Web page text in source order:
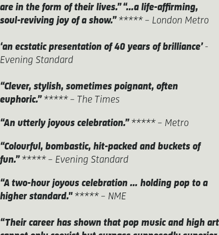
are in the form of their lives.” “…a life-affirming,
soul-reviving joy of a show.”***** - London Metro
‘an ecstatic presentation of 40 years of brilliance’ -
Evening Standard
“Clever, stylish, sometimes poignant, often
euphoric.”***** - The Times
“An utterly joyous celebration.”***** - Metro
“Colourful, bombastic, hit-packed and buckets of
fun.”***** - Evening Standard
“A two-hour joyous celebration … holding pop to a
higher standard." ***** - NME
“Their career has shown that pop music and high art